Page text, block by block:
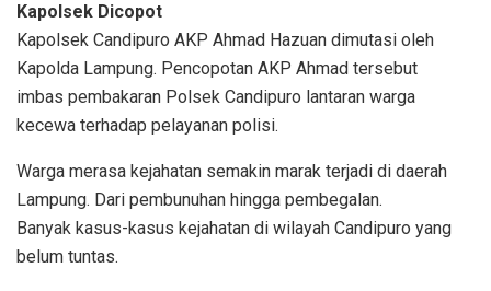
Kapolsek Dicopot
Kapolsek Candipuro AKP Ahmad Hazuan dimutasi oleh
Kapolda Lampung. Pencopotan AKP Ahmad tersebut
imbas pembakaran Polsek Candipuro lantaran warga
kecewa terhadap pelayanan polisi.
Warga merasa kejahatan semakin marak terjadi di daerah
Lampung. Dari pembunuhan hingga pembegalan.
Banyak kasus-kasus kejahatan di wilayah Candipuro yang
belum tuntas.